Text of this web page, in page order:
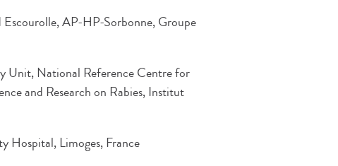
AP-HP-Sorbonne, Groupe
Unit, National Reference Centre for
and Research on Rabies, Institut
Hospital, Limoges, France